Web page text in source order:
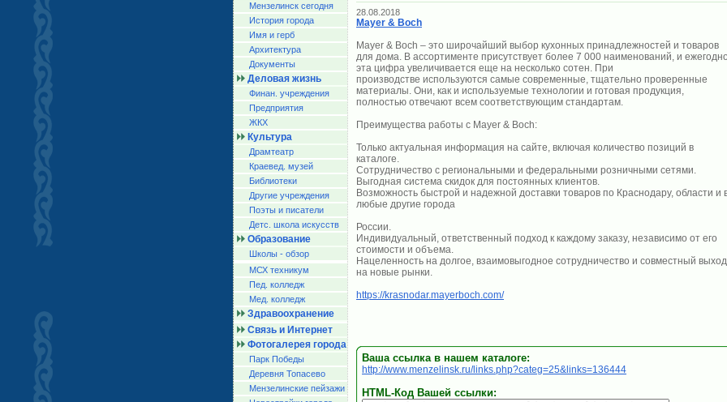
Мензелинск сегодня
История города
Имя и герб
Архитектура
Документы
Деловая жизнь
Финан. учреждения
Предприятия
ЖКХ
Культура
Драмтеатр
Краевед. музей
Библиотеки
Другие учреждения
Поэты и писатели
Детс. школа искусств
Образование
Школы - обзор
МСХ техникум
Пед. колледж
Мед. колледж
Здравоохранение
Связь и Интернет
Фотогалерея города
Парк Победы
Деревня Топасево
Мензелинские пейзажи
28.08.2018
Mayer & Boch
Mayer & Boch – это широчайший выбор кухонных принадлежностей и товаров
для дома. В ассортименте присутствует более 7 000 наименований, и
эта цифра увеличивается еще на несколько сотен. При
производстве используются самые современные, тщательно проверенные
материалы. Они, как и используемые технологии и готовая продукция,
полностью отвечают всем соответствующим стандартам.
Преимущества работы с Mayer & Boch:
Только актуальная информация на сайте, включая количество позиций в
каталоге.
Сотрудничество с региональными и федеральными розничными сетями.
Выгодная система скидок для постоянных клиентов.
Возможность быстрой и надежной доставки товаров по Краснодару, области и
любые другие города
России.
Индивидуальный, ответственный подход к каждому заказу, независимо от его
стоимости и объема.
Нацеленность на долгое, взаимовыгодное сотрудничество и совместный выход
на новые рынки.
https://krasnodar.mayerboch.com/
Ваша ссылка в нашем каталоге:
http://www.menzelinsk.ru/links.php?categ=25&links=136444
HTML-Код Вашей ссылки: